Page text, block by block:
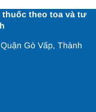
thuốc theo toa và tư
Gò Vấp, Thành